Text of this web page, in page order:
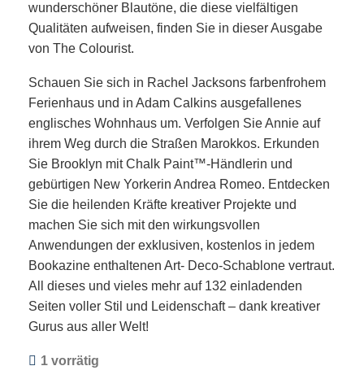
wunderschöner Blautöne, die diese vielfältigen
Qualitäten aufweisen, finden Sie in dieser Ausgabe
von The Colourist.
Schauen Sie sich in Rachel Jacksons farbenfrohem
Ferienhaus und in Adam Calkins ausgefallenes
englisches Wohnhaus um. Verfolgen Sie Annie auf
ihrem Weg durch die Straßen Marokkos. Erkunden
Sie Brooklyn mit Chalk Paint™-Händlerin und
gebürtigen New Yorkerin Andrea Romeo. Entdecken
Sie die heilenden Kräfte kreativer Projekte und
machen Sie sich mit den wirkungsvollen
Anwendungen der exklusiven, kostenlos in jedem
Bookazine enthaltenen Art- Deco-Schablone vertraut.
All dieses und vieles mehr auf 132 einladenden
Seiten voller Stil und Leidenschaft – dank kreativer
Gurus aus aller Welt!
1 vorrätig